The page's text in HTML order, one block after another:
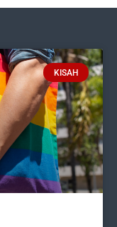
KISAH